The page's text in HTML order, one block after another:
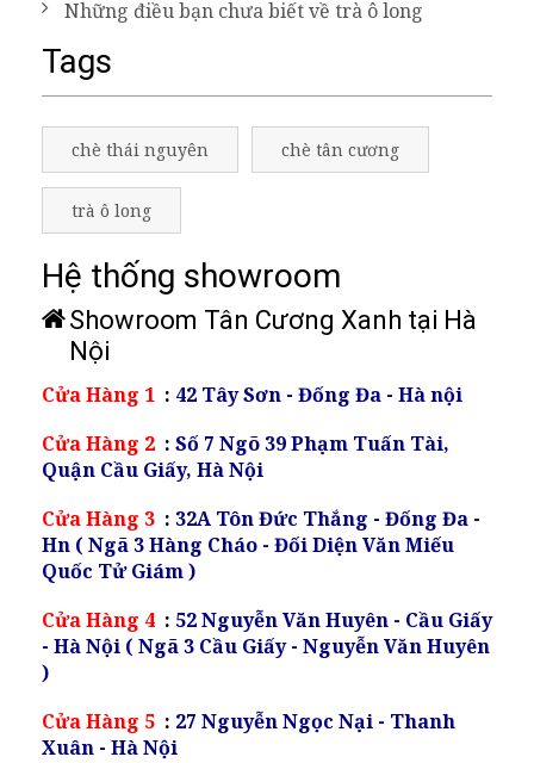
Những điều bạn chưa biết về trà ô long
Tags
chè thái nguyên chè tân cương
trà ô long
Hệ thống showroom
Showroom Tân Cương Xanh tại Hà
Nội
Cửa Hàng 1 : 42 Tây Sơn - Đống Đa - Hà nội
Cửa Hàng 2 : Số 7 Ngõ 39 Phạm Tuấn Tài,
Quận Cầu Giấy, Hà Nội
Cửa Hàng 3 : 32A Tôn Đức Thắng - Đống Đa -
Hn ( Ngã 3 Hàng Cháo - Đối Diện Văn Miếu
Quốc Tử Giám )
Cửa Hàng 4 : 52 Nguyễn Văn Huyên - Cầu Giấy
- Hà Nội ( Ngã 3 Cầu Giấy - Nguyễn Văn Huyên
)
Cửa Hàng 5 : 27 Nguyễn Ngọc Nại - Thanh
Xuân - Hà Nội